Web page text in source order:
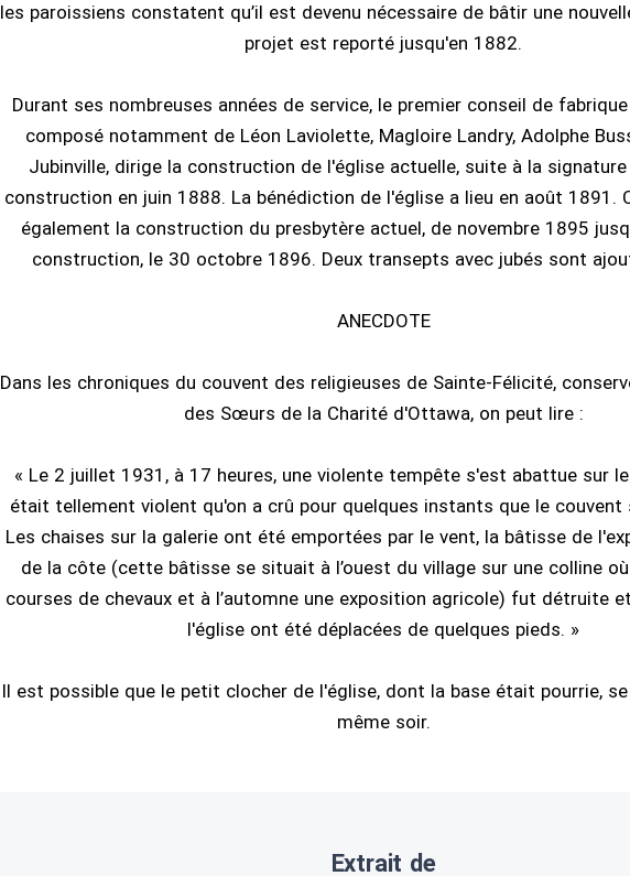
les paroissiens constatent qu’il est devenu nécessaire de bâtir une
projet est reporté jusqu'en 1882.
Durant ses nombreuses années de service, le premier conseil de
composé notamment de Léon Laviolette, Magloire Landry, Adolphe
Jubinville, dirige la construction de l'église actuelle, suite à la
construction en juin 1888. La bénédiction de l'église a lieu en août 1891.
également la construction du presbytère actuel, de novembre 1895
construction, le 30 octobre 1896. Deux transepts avec jubés sont
ANECDOTE
Dans les chroniques du couvent des religieuses de Sainte-Félicité,
des Sœurs de la Charité d'Ottawa, on peut lire :
« Le 2 juillet 1931, à 17 heures, une violente tempête s'est abattue sur
était tellement violent qu'on a crû pour quelques instants que le couvent
Les chaises sur la galerie ont été emportées par le vent, la bâtisse de
de la côte (cette bâtisse se situait à l’ouest du village sur une colline
courses de chevaux et à l’automne une exposition agricole) fut détruite
l'église ont été déplacées de quelques pieds. »
Il est possible que le petit clocher de l'église, dont la base était pourrie,
même soir.
Extrait de